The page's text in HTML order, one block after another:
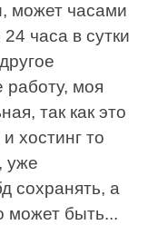
может часами
часа в сутки
работу, моя
так как это
хостинг то
уже
сохранять, а
может быть...